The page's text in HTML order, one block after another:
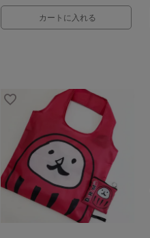
カートに入れる